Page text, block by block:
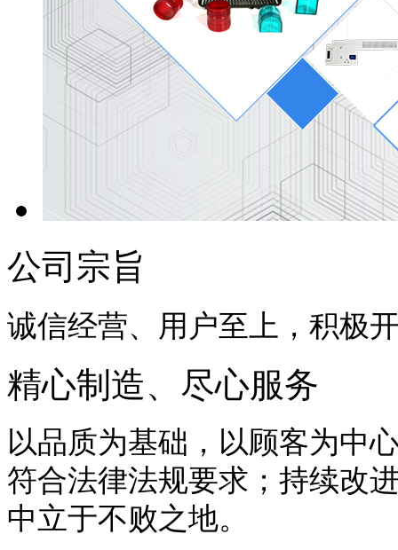
公司宗旨
诚信经营、用户至上，积极
精心制造、尽心服务
以品质为基础，以顾客为中
符合法律法规要求；持续改
中立于不败之地。